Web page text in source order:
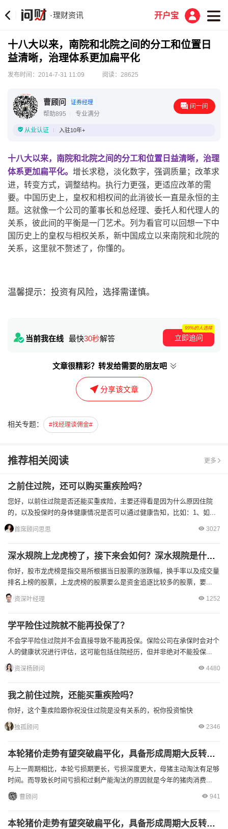
·理财资讯 开户宝
十八大以来，南院和北院之间的分工和位置日
益清晰，治理体系更加扁平化
发布时间：2014-7-31 11:09 阅读：28625
曹顾问 证券经理
帮助895 专业满分
问一问
从业认证 入驻10年+
十八大以来，南院和北院之间的分工和位置日益清晰，治理
体系更加扁平化。 增长求稳，淡化数字，强调质量；改革求
进，转变方式，调整结构。执行力更强，更适应改革的需
要。中国历史上，皇权和相权间的此消彼长一直是永恒的主
题。这就像一个公司的董事长和总经理、委托人和代理人的
关系，彼此间的平衡是一门艺术。列为看官可以回想一下中
国历史上的皇权与相权关系，新中国成立以来南院和北院的
关系，这里就不赘述了，你懂的。
温馨提示：投资有风险，选择需谨慎。
当前我在线 最快30秒解答 立即追问
99%的人选择
文章很精彩？转发给需要的朋友吧
分享该文章
相关专题： #找经理谈佣金#
推荐相关阅读 更多
之前住过院，还可以购买重疾险吗？
您好，以前住过院是否还能买重疾险，主要还得看是因为什么原因住院
的，以及投保时的身体健康情况是否可以通过健康告知，比如：1、如...
首席顾问思思 3027
深水规院上龙虎榜了，接下来会如何？深水规院是什么概念？
你好，股市龙虎榜是指交易所根据当日股票的涨跌幅，换手率以及成交量
排名上榜的股票，上龙虎榜的股票要么是资金追逐比较多的股票，要...
资深叶经理 1252
学平险住过院就不能再投保了？
不会学平险住过院并不会直接导致不能再投保。保险公司在承保时会对个
人的健康状况进行评估，这可能包括住院经历，但并非绝对不能投保...
资深杨顾问 4480
我之前住过院，还能买重疾险吗？
你好，这个重疾险跟你祝没住过院是没有关系的，祝你投资愉快
独孤顾问 2346
本轮猪价走势有望突破扁平化，具备形成周期大反转的可能性
与上一周期相比，本轮亏损期更长，亏损深度更大，母猪主动淘汰有足够
时间。而导致长时间亏损和过剩产能淘汰的原因就是今年的猪肉消费...
曹顾问 941
本轮猪价走势有望突破扁平化，具备形成周期大反转的可能性